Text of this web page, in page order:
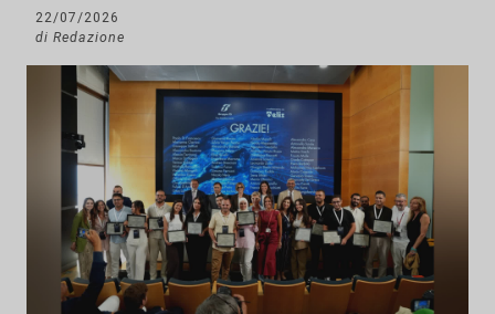
22/07/2026
di Redazione